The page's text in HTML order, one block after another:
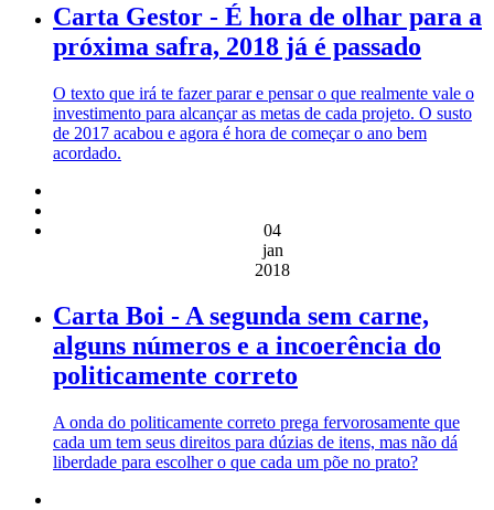
Carta Gestor - É hora de olhar para a
próxima safra, 2018 já é passado
O texto que irá te fazer parar e pensar o que realmente vale o
investimento para alcançar as metas de cada projeto. O susto
de 2017 acabou e agora é hora de começar o ano bem
acordado.
04
jan
2018
Carta Boi - A segunda sem carne,
alguns números e a incoerência do
politicamente correto
A onda do politicamente correto prega fervorosamente que
cada um tem seus direitos para dúzias de itens, mas não dá
liberdade para escolher o que cada um põe no prato?